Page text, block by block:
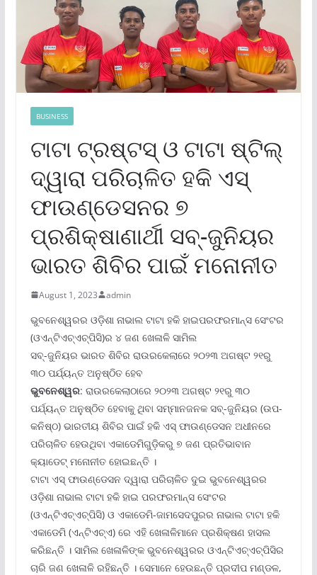
BUSINESS
ଟାଟା ଟ୍ରଷ୍ଟସ୍ ଓ ଟାଟା ଷ୍ଟିଲ୍
ଦ୍ୱାରା ପରିଚାଳିତ ହକି ଏସ୍
ଫାଉଣ୍ଡେସନର ୭
ପ୍ରଶିକ୍ଷାଣାର୍ଥୀ ସବ୍‌-ଜୁନିୟର
ଭାରତ ଶିବିର ପାଇଁ ମନୋନୀତ
August 1, 2023 admin
ଭୁବନେଶ୍ୱରର ଓଡ଼ିଶା ନାଭାଲ ଟାଟା ହକି ହାଇପରଫରମାନ୍ସ ସେଂଟର
(ଓଏନ୍‌ଟିଏଚ୍‌ଏଚ୍‌ପିସି)ର ୪ ଜଣ ଖେଳାଳି ସାମିଲ
ସବ୍‌-ଜୁନିୟର ଭାରତ ଶିବିର ରାଉରକେଲାରେ ୨୦୨୩ ଅଗଷ୍ଟ ୨୧ରୁ
୩୦ ପର୍ଯ୍ୟନ୍ତ ଅନୁଷ୍ଠିତ ହେବ
ଭୁବନେଶ୍ୱର: ରାଉରକେଲାଠାରେ ୨୦୨୩ ଅଗଷ୍ଟ ୨୧ରୁ ୩୦
ପର୍ଯ୍ୟନ୍ତ ଅନୁଷ୍ଠିତ ହେବାକୁ ଥିବା ସମ୍ମାନଜନକ ସବ୍‌-ଜୁନିୟର (ଉପ-
କନିଷ୍ଠ) ଭାରତୀୟ ଶିବିର ପାଇଁ ହକି ଏସ୍ ଫାଉଣ୍ଡେସନ ଅଧୀନରେ
ପରିଚାଳିତ ହେଉଥିବା ଏକାଡେମିଗୁଡ଼ିକରୁ ୭ ଜଣ ପ୍ରତିଭାବାନ
କ୍ୟାଡେଟ୍ ମନୋନୀତ ହୋଇଛନ୍ତି ।
ଟାଟା ଏସ୍ ଫାଉଣ୍ଡେସନ ଦ୍ୱାରା ପରିଚାଳିତ ଦୁଇ ଭୁବନେଶ୍ୱରର
ଓଡ଼ିଶା ନାଭାଲ ଟାଟା ହକି ହାଇ ପରଫରମାନ୍ସ ସେଂଟର
(ଓଏନ୍‌ଟିଏଚ୍‌ଏଚ୍‌ପିସି) ଓ ଏକାଡେମି-ଜାମସେଦପୁରର ନାଭାଲ ଟାଟା ହକି
ଏକାଡେମି (ଏନ୍‌ଟିଏଚ୍‌ଏ) ରେ ଏହି ଖେଳାଳିମାନେ ପ୍ରଶିକ୍ଷଣ ହାସଲ
କରିଛନ୍ତି । ସାମିଲ ଖେଳାଳିଙ୍କ ଭୁବନେଶ୍ୱରର ଓଏନ୍‌ଟିଏଚ୍‌ଏଚ୍‌ପିସିର
ଚାରି ଜଣ ଖେଳାଳି ରହିଛନ୍ତି । ସେମାନେ ହେଉଛନ୍ତି ପ୍ରଦୀପ ମଣ୍ଡଳ,